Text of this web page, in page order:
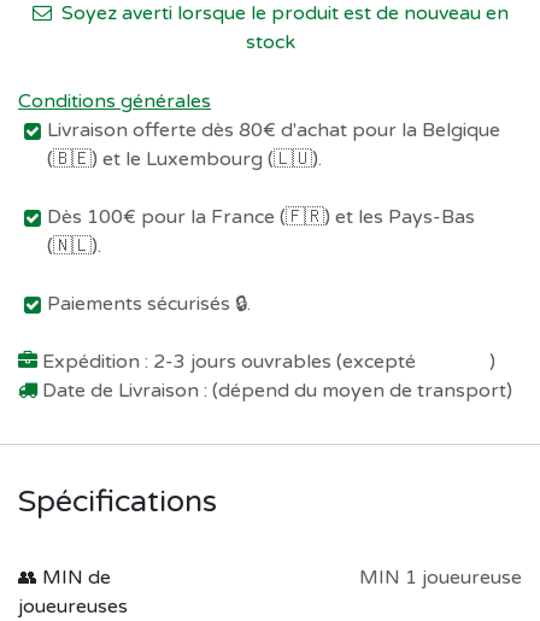
Soyez averti lorsque le produit est de nouveau en
stock
Conditions générales
Livraison offerte dès 80€ d'achat pour la Belgique
(🇧🇪) et le Luxembourg (🇱🇺).
Dès 100€ pour la France (🇫🇷) et les Pays-Bas
(🇳🇱).
Paiements sécurisés 🔒.
Expédition : 2-3 jours ouvrables (excepté
)
Date de Livraison : (dépend du moyen de transport)
Spécifications
👥 MIN de
joueureuses
MIN 1 joueureuse